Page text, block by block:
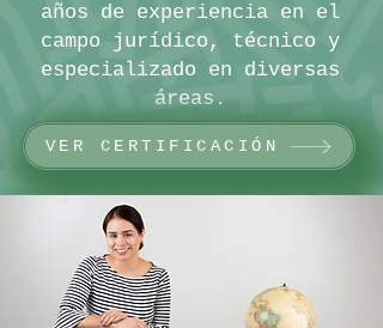
años de experiencia en el
campo jurídico, técnico y
especializado en diversas
áreas.
VER CERTIFICACIÓN